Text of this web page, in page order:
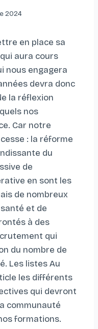
2024
en place sa
aura cours
nous engagera
devra donc
la réflexion
nos
Car notre
: la réforme
du
de
en sont les
de nombreux
et de
à des
qui
du nombre de
Les listes Au
les différents
qui devront
communauté
formations.